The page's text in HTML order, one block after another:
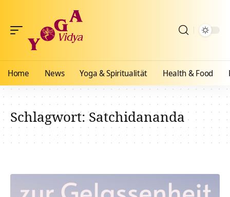
Home News Yoga & Spiritualität Health & Food
Schlagwort:Satchidananda